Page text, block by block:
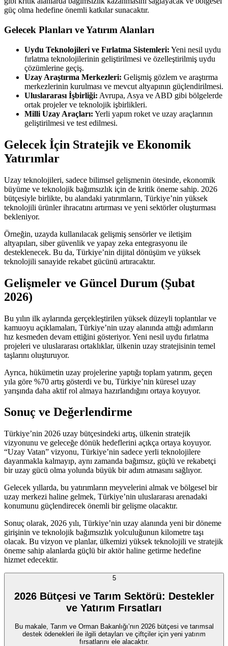
güç olma hedefine önemli katkılar sunacaktır.
Gelecek Planları ve Yatırım Alanları
Uydu Teknolojileri ve Fırlatma Sistemleri: Yeni nesil uydu
fırlatma teknolojilerinin geliştirilmesi ve özelleştirilmiş uydu
çözümlerine geçiş.
Uzay Araştırma Merkezleri: Gelişmiş gözlem ve araştırma
merkezlerinin kurulması ve mevcut altyapının güçlendirilmesi.
Uluslararası İşbirliği: Avrupa, Asya ve ABD gibi bölgelerde
ortak projeler ve teknolojik işbirlikleri.
Milli Uzay Araçları: Yerli yapım roket ve uzay araçlarının
geliştirilmesi ve test edilmesi.
Gelecek İçin Stratejik ve Ekonomik
Yatırımlar
Uzay teknolojileri, sadece bilimsel gelişmenin ötesinde, ekonomik
büyüme ve teknolojik bağımsızlık için de kritik öneme sahip. 2026
bütçesiyle birlikte, bu alandaki yatırımların, Türkiye’nin yüksek
teknolojili ürünler ihracatını artırması ve yeni sektörler oluşturması
bekleniyor.
Örneğin, uzayda kullanılacak gelişmiş sensörler ve iletişim
altyapıları, siber güvenlik ve yapay zeka entegrasyonu ile
desteklenecek. Bu da, Türkiye’nin dijital dönüşüm ve yüksek
teknolojili sanayide rekabet gücünü artıracaktır.
Gelişmeler ve Güncel Durum (Şubat
2026)
Bu yılın ilk aylarında gerçekleştirilen yüksek düzeyli toplantılar ve
kamuoyu açıklamaları, Türkiye’nin uzay alanında attığı adımların
hız kesmeden devam ettiğini gösteriyor. Yeni nesil uydu fırlatma
projeleri ve uluslararası ortaklıklar, ülkenin uzay stratejisinin temel
taşlarını oluşturuyor.
Ayrıca, hükümetin uzay projelerine yaptığı toplam yatırım, geçen
yıla göre %70 artış gösterdi ve bu, Türkiye’nin küresel uzay
yarışında daha aktif rol almaya hazırlandığını ortaya koyuyor.
Sonuç ve Değerlendirme
Türkiye’nin 2026 uzay bütçesindeki artış, ülkenin stratejik
vizyonunu ve geleceğe dönük hedeflerini açıkça ortaya koyuyor.
“Uzay Vatan” vizyonu, Türkiye’nin sadece yerli teknolojilere
dayanmakla kalmayıp, aynı zamanda bağımsız, güçlü ve rekabetçi
bir uzay gücü olma yolunda büyük bir adım atmasını sağlıyor.
Gelecek yıllarda, bu yatırımların meyvelerini almak ve bölgesel bir
uzay merkezi haline gelmek, Türkiye’nin uluslararası arenadaki
konumunu güçlendirecek önemli bir gelişme olacaktır.
Sonuç olarak, 2026 yılı, Türkiye’nin uzay alanında yeni bir döneme
girişinin ve teknolojik bağımsızlık yolculuğunun kilometre taşı
olacak. Bu vizyon ve planlar, ülkemizi yüksek teknolojili ve stratejik
öneme sahip alanlarda güçlü bir aktör haline getirme hedefine
hizmet edecektir.
5
2026 Bütçesi ve Tarım Sektörü: Destekler
ve Yatırım Fırsatları
Bu makale, Tarım ve Orman Bakanlığı’nın 2026 bütçesi ve tarımsal
destek ödenekleri ile ilgili detayları ve çiftçiler için yeni yatırım
fırsatlarını ele alacaktır.